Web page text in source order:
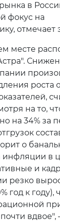
в
фокус на
отмечает
месте
роста
на то,
на 34% за
о
инфляции в
и
резко
год к году),
вдвое",